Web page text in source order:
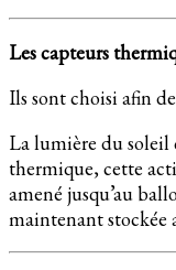
Les capteurs
Ils sont choisi afin
La lumière du soleil
thermique, cette
amené jusqu’au
maintenant stockée